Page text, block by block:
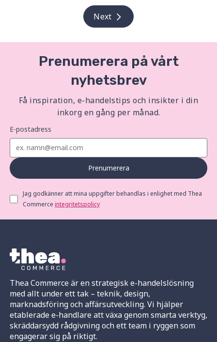
Next
Prenumerera på vårt
nyhetsbrev
Få inspiration, e-handelstips och insikter i din
inkorg en gång per månad.
E-postadress
Prenumerera
Jag godkänner att mina uppgifter behandlas i enlighet med Thea
Commerceintegritetspolicy
Thea Commerce är en strategisk e-handelslösning
med allt under ett tak – teknik, design,
marknadsföring och affärsutveckling. Vi hjälper
etablerade e-handlare att växa genom smarta verktyg,
skräddarsydd rådgivning och ett team i ryggen som
engagerar sig på riktigt.